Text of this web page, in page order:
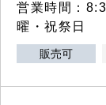
営業時間：
曜・祝祭日
販売可